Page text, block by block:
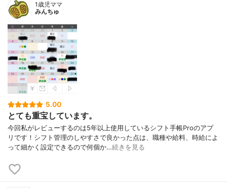
1歳児ママ
みんちゅ
5.00
とても重宝しています。
今回私がレビューするのは5年以上使用しているシフト手帳Proのアプ
リです！シフト管理のしやすさで良かった点は、職種や給料、時給によ
って細かく設定できるので何個か…続きを見る